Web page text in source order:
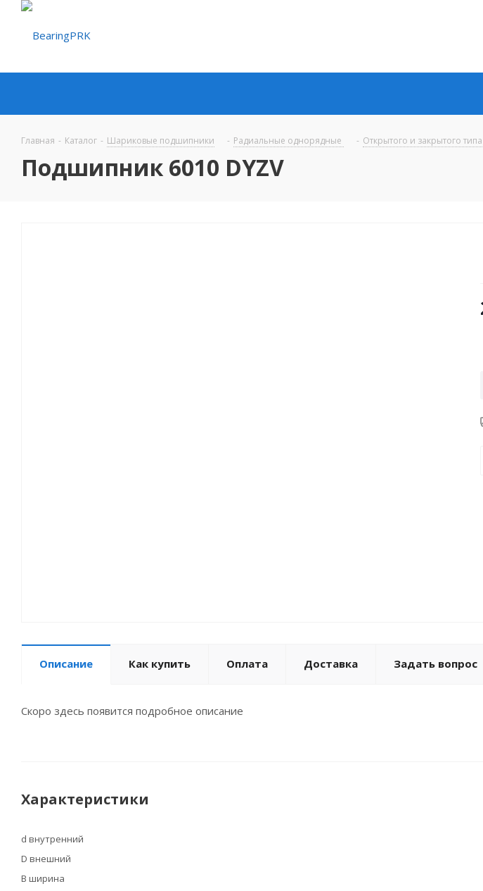
Главная - Каталог - Шариковые подшипники - Радиальные однорядные - Открытого и закрытого типа
Подшипник 6010 DYZV
Описание Как купить Оплата Доставка Задать вопрос
Скоро здесь появится подробное описание
Характеристики
d внутренний
D внешний
B ширина